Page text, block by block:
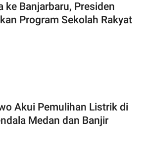
ke Banjarbaru, Presiden
Program Sekolah Rakyat
Akui Pemulihan Listrik di
Medan dan Banjir